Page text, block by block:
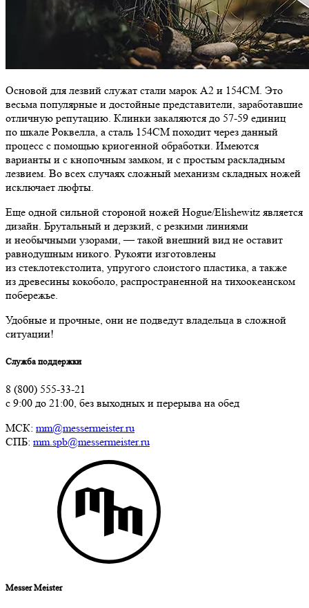
Основой для лезвий служат стали марок А2 и 154CM. Это
весьма популярные и достойные представители, заработавшие
отличную репутацию. Клинки закаляются до 57-59 единиц
по шкале Роквелла, а сталь 154CM походит через данный
процесс с помощью криогенной обработки. Имеются
варианты и с кнопочным замком, и с простым раскладным
лезвием. Во всех случаях сложный механизм складных ножей
исключает люфты.
Еще одной сильной стороной ножей Hogue/Elishewitz является
дизайн. Брутальный и дерзкий, с резкими линиями
и необычными узорами, — такой внешний вид не оставит
равнодушным никого. Рукояти изготовлены
из стеклотекстолита, упругого слоистого пластика, а также
из древесины кокоболо, распространенной на тихоокеанском
побережье.
Удобные и прочные, они не подведут владельца в сложной
ситуации!
Служба поддержки
8 (800) 555-33-21
с 9:00 до 21:00, без выходных и перерыва на обед
МСК: mm@messermeister.ru
СПБ: mm.spb@messermeister.ru
Messer Meister